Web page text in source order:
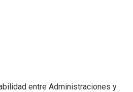
entre Administraciones y